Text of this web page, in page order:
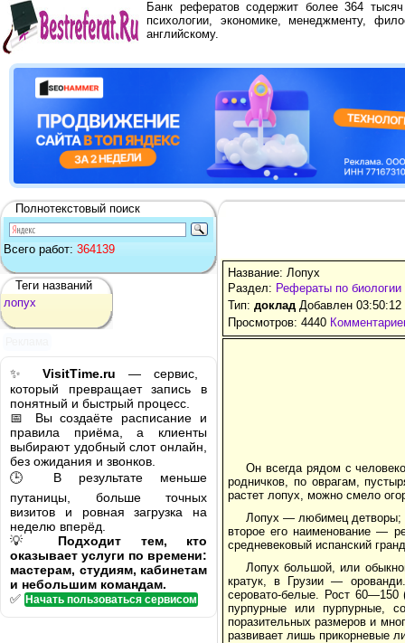
Банк рефератов содержит более 364
психологии, экономике, менеджменту,
английскому.
Полнотекстовый поиск
Всего работ: 364139
Теги названий
лопух
✨ VisitTime.ru — сервис,
который превращает запись в
понятный и быстрый процесс.
📅 Вы создаёте расписание и
правила приёма, а клиенты
выбирают удобный слот онлайн,
без ожидания и звонков.
🕒 В результате меньше
путаницы, больше точных
визитов и ровная загрузка на
неделю вперёд.
💡 Подходит тем, кто
оказывает услуги по времени:
мастерам, студиям, кабинетам
и небольшим командам.
✅ Начать пользоваться сервисом
Название: Лопух
Раздел: Рефераты по биологии
Тип: доклад Добавлен
Просмотров: 4440
Он всегда рядом с
родничков, по оврагам,
растет лопух, можно смело
Лопух — любимец детворы;
второе его наименование —
средневековый испанский
Лопух большой, или
кратук, в Грузии —
серовато-белые. Рост
пурпурные или пурпурные,
поразительных размеров и
развивает лишь прикорневые